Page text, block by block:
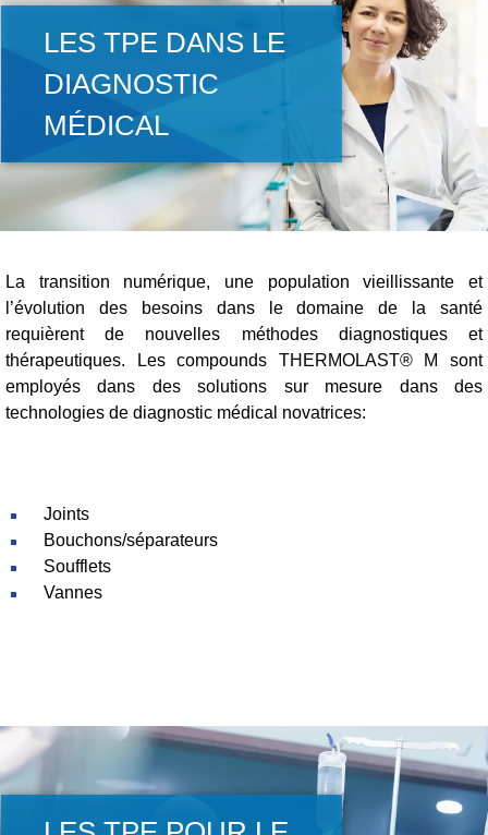
LES TPE DANS LE
DIAGNOSTIC
MÉDICAL
La transition numérique, une population vieillissante et
l’évolution des besoins dans le domaine de la santé
requièrent de nouvelles méthodes diagnostiques et
thérapeutiques. Les compounds THERMOLAST® M sont
employés dans des solutions sur mesure dans des
technologies de diagnostic médical novatrices:
Joints
Bouchons/séparateurs
Soufflets
Vannes